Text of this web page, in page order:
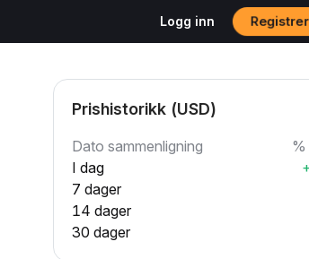
Logg inn
Prishistorikk (USD)
Dato sammenligning
%
I dag
7 dager
14 dager
30 dager